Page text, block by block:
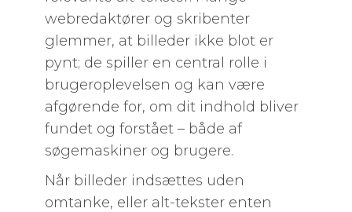
webredaktører og skribenter
glemmer, at billeder ikke blot er
pynt; de spiller en central rolle i
brugeroplevelsen og kan være
afgørende for, om dit indhold bliver
fundet og forstået – både af
søgemaskiner og brugere.
Når billeder indsættes uden
omtanke, eller alt-tekster enten